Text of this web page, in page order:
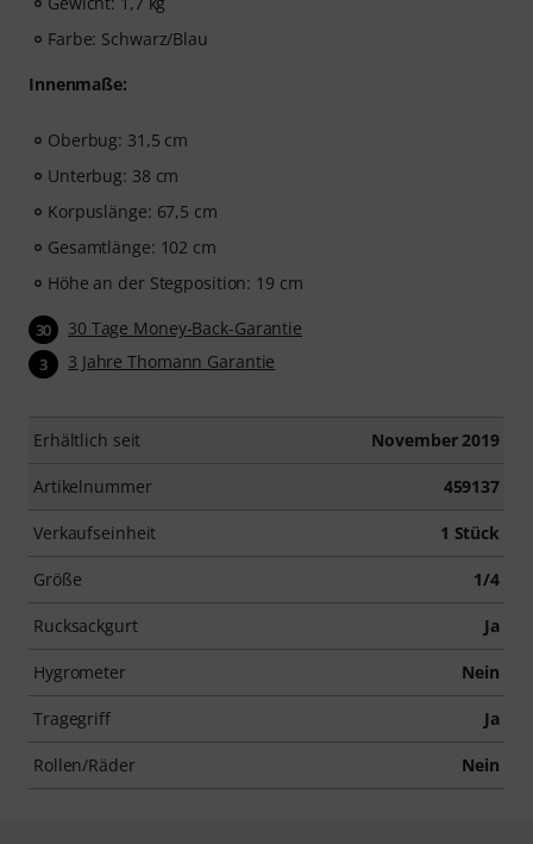
Farbe: Schwarz/Blau
Innenmaße:
Oberbug: 31,5 cm
Unterbug: 38 cm
Korpuslänge: 67,5 cm
Gesamtlänge: 102 cm
Höhe an der Stegposition: 19 cm
30 30 Tage Money-Back-Garantie
3 3 Jahre Thomann Garantie
Erhältlich seit November 2019
Artikelnummer 459137
Verkaufseinheit 1 Stück
Größe 1/4
Rucksackgurt Ja
Hygrometer Nein
Tragegriff Ja
Rollen/Räder Nein